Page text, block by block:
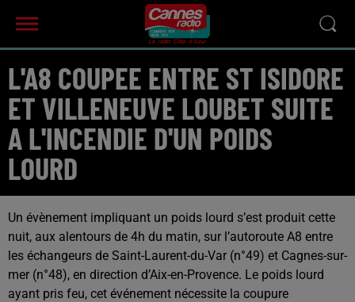
L'A8 COUPEE ENTRE ST ISIDORE
ET VILLENEUVE LOUBET SUITE
A L'INCENDIE D'UN POIDS
LOURD
Un évènement impliquant un poids lourd s’est produit cette
nuit, aux alentours de 4h du matin, sur l’autoroute A8 entre
les échangeurs de Saint-Laurent-du-Var (n°49) et Cagnes-sur-
mer (n°48), en direction d’Aix-en-Provence. Le poids lourd
ayant pris feu, cet événement nécessite la coupure